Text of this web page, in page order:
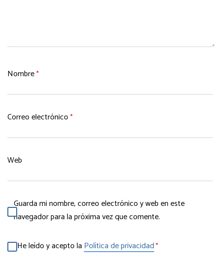
Nombre*
Correo electrónico *
Web
Guarda mi nombre, correo electrónico y web en este
navegador para la próxima vez que comente.
He leído y acepto la Política de privacidad*